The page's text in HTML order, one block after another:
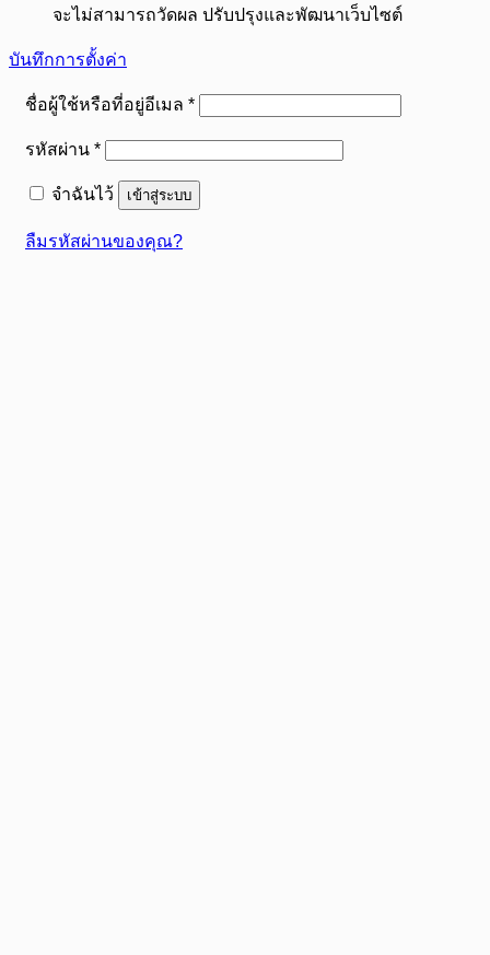
จะไม่สามารถวัดผล ปรับปรุงและพัฒนาเว็บไซต์
บันทึกการตั้งค่า
ชื่อผู้ใช้หรือที่อยู่อีเมล *ต้องการ
รหัสผ่าน *ต้องการ
จำฉันไว้ เข้าสู่ระบบ
ลืมรหัสผ่านของคุณ?